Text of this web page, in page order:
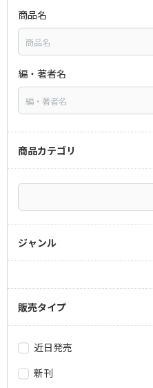
商品名
編・著者名
商品カテゴリ
ジャンル
販売タイプ
近日発売
新刊